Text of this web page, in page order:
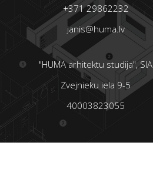
+371 29862232
janis@huma.lv
"HUMA arhitektu studija", SIA
Zvejnieku iela 9-5
40003823055